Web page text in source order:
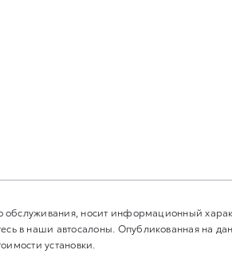
носит информационный
в наши автосалоны. Опубликованная на
установки.